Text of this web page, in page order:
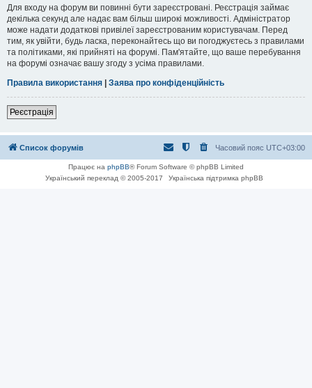
Для входу на форум ви повинні бути зареєстровані. Реєстрація займає
декілька секунд але надає вам більш широкі можливості. Адміністратор
може надати додаткові привілеї зареєстрованим користувачам. Перед
тим, як увійти, будь ласка, переконайтесь що ви погоджуєтесь з правилами
та політиками, які прийняті на форумі. Пам'ятайте, що ваше перебування
на форумі означає вашу згоду з усіма правилами.
Правила використання | Заява про конфіденційність
Реєстрація
Список форумів Часовий пояс UTC+03:00
Працює на phpBB® Forum Software © phpBB Limited
Український переклад © 2005-2017
Українська підтримка phpBB